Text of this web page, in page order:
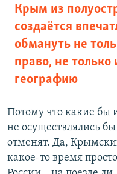
Крым из
создаётся
обмануть не
право, не
географию
Потому что какие бы
не осуществлялись
отменят. Да,
какое-то время